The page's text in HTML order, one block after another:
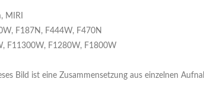
MIRI
F187N, F444W, F470N
F11300W, F1280W, F1800W
Bild ist eine Zusammensetzung aus einzelnen